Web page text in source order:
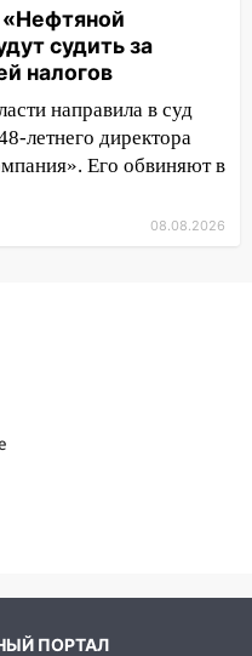
сбила
на улице
уголовное дело
37-летнего
19 июля
до прогулки с
будут
млн рублей
и
аварий в
16 сгоревших
«Нефтяной
судить за
налогов
направила в суд
летнего директора
Его обвиняют в
08.08.2026
ПОРТАЛ